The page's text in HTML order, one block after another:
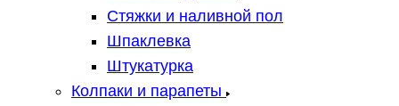
Стяжки и наливной пол
Шпаклевка
Штукатурка
Колпаки и парапеты